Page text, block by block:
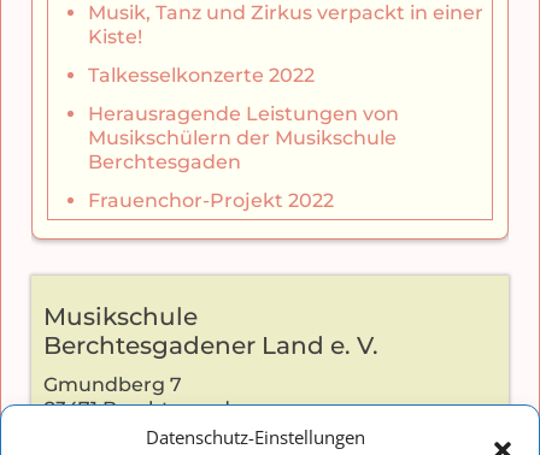
Datenschutz-Einstellungen
Musik, Tanz und Zirkus verpackt in einer
Kiste!
Talkesselkonzerte 2022
Herausragende Leistungen von
Musikschülern der Musikschule
Berchtesgaden
Frauenchor-Projekt 2022
Musikschule
Berchtesgadener Land e. V.
Gmundberg 7
83471 Berchtesgaden